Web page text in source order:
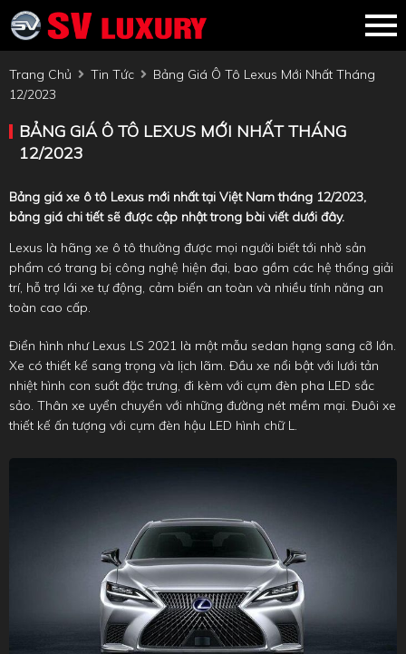
Trang Chủ Tin Tức
Bảng Giá Ô Tô Lexus Mới Nhất Tháng
12/2023
BẢNG GIÁ Ô TÔ LEXUS MỚI NHẤT THÁNG
12/2023
Bảng giá xe ô tô Lexus mới nhất tại Việt Nam tháng 12/2023,
bảng giá chi tiết sẽ được cập nhật trong bài viết dưới đây.
Lexus là hãng xe ô tô thường được mọi người biết tới nhờ sản
phẩm có trang bị công nghệ hiện đại, bao gồm các hệ thống giải
trí, hỗ trợ lái xe tự động, cảm biến an toàn và nhiều tính năng an
toàn cao cấp.
Điển hình như Lexus LS 2021 là một mẫu sedan hạng sang cỡ lớn.
Xe có thiết kế sang trọng và lịch lãm. Đầu xe nổi bật với lưới tản
nhiệt hình con suốt đặc trưng, đi kèm với cụm đèn pha LED sắc
sảo. Thân xe uyển chuyển với những đường nét mềm mại. Đuôi xe
thiết kế ấn tượng với cụm đèn hậu LED hình chữ L.